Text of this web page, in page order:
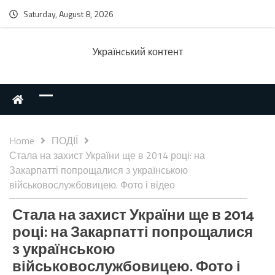
Saturday, August 8, 2026
Українcький контент
Home
ПОДІЇ
Стала на захист України ще в 2014 році: на
Закарпатті попрощалися з українською
військовослужбовицею. Фото і відео
Стала на захист України ще в 2014
році: на Закарпатті попрощалися
з українською
військовослужбовицею. Фото і